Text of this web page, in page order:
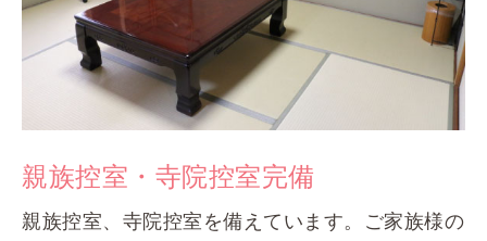
親族控室・寺院控室完備
親族控室、寺院控室を備えています。ご家族様の